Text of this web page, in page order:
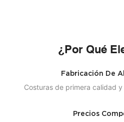
¿Por Qué
Fabricación De
Costuras de primera calidad
Precios